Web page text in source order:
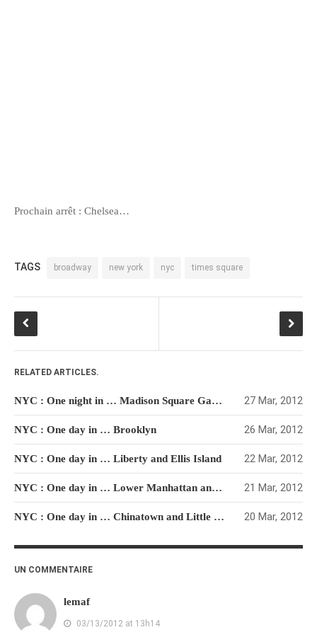
Prochain arrêt : Chelsea…
TAGS broadway new york nyc times square
RELATED ARTICLES.
NYC : One night in … Madison Square Garden 27 Mar, 2012
NYC : One day in … Brooklyn 26 Mar, 2012
NYC : One day in … Liberty and Ellis Island 22 Mar, 2012
NYC : One day in … Lower Manhattan and Financial District 21 Mar, 2012
NYC : One day in … Chinatown and Little Italy 20 Mar, 2012
UN COMMENTAIRE
lemaf
03/13/2012 at 13h14